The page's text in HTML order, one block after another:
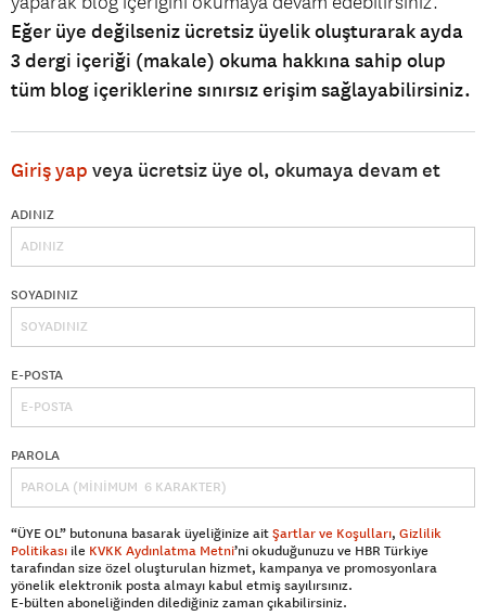
Eğer üye değilseniz ücretsiz üyelik oluşturarak ayda
3 dergi içeriği (makale) okuma hakkına sahip olup
tüm blog içeriklerine sınırsız erişim sağlayabilirsiniz.
Giriş yap veya ücretsiz üye ol, okumaya devam et
ADINIZ
SOYADINIZ
E-POSTA
PAROLA
“ÜYE OL” butonuna basarak üyeliğinize aitŞartlar ve Koşulları, Gizlilik
Politikası ile KVKK Aydınlatma Metni’ni okuduğunuzu ve HBR Türkiye
tarafından size özel oluşturulan hizmet, kampanya ve promosyonlara
yönelik elektronik posta almayı kabul etmiş sayılırsınız.
E-bülten aboneliğinden dilediğiniz zaman çıkabilirsiniz.